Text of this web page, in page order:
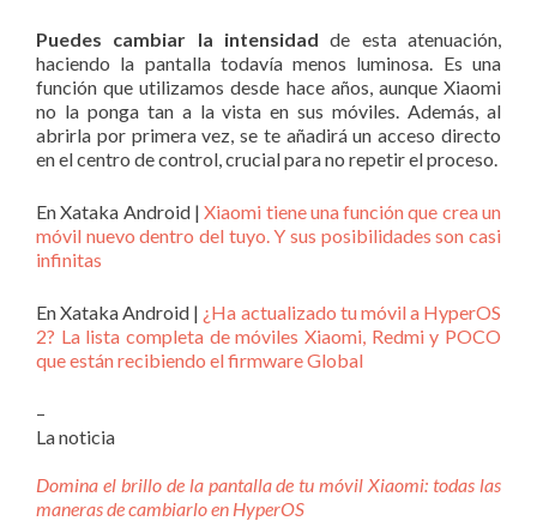
Puedes cambiar la intensidad de esta atenuación,
haciendo la pantalla todavía menos luminosa. Es una
función que utilizamos desde hace años, aunque Xiaomi
no la ponga tan a la vista en sus móviles. Además, al
abrirla por primera vez, se te añadirá un acceso directo
en el centro de control, crucial para no repetir el proceso.
En Xataka Android |Xiaomi tiene una función que crea un
móvil nuevo dentro del tuyo. Y sus posibilidades son casi
infinitas
En Xataka Android | ¿Ha actualizado tu móvil a HyperOS
2? La lista completa de móviles Xiaomi, Redmi y POCO
que están recibiendo el firmware Global
–
La noticia
Domina el brillo de la pantalla de tu móvil Xiaomi: todas las
maneras de cambiarlo en HyperOS